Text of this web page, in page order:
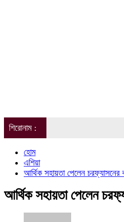
শিরোনাম :
হোম
এশিয়া
আর্থিক সহায়তা পেলেন চরফ্যাসনের
আর্থিক সহায়তা পেলেন